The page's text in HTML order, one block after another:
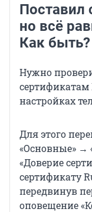
Поставил
но всё
Как быть?
Нужно
сертификатам
настройках
Для этого
«Основные» →
«Доверие
сертификату
передвинув
оповещение